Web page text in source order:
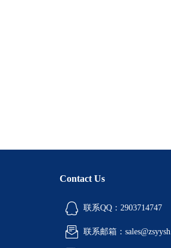
Contact Us
联系QQ：2903714747
联系邮箱：